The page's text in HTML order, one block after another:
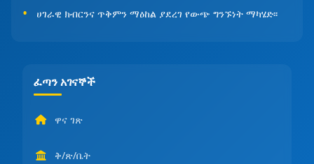
ሀገራዊ ክብርንና ጥቅምን ማዕከል ያደረገ የውጭ ግንኙነት ማካሄድ፡፡
ፈጣን አገናኞች
ዋና ገጽ
ቅ/ጽ/ቤት